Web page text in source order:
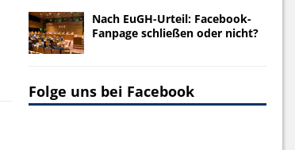
Nach EuGH-Urteil: Facebook-
Fanpage schließen oder nicht?
Folge uns bei Facebook